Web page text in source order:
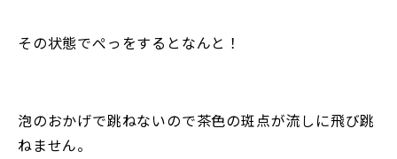
その状態でぺっをするとなんと！
泡のおかげで跳ねないので茶色の斑点が流しに飛び跳
ねません。